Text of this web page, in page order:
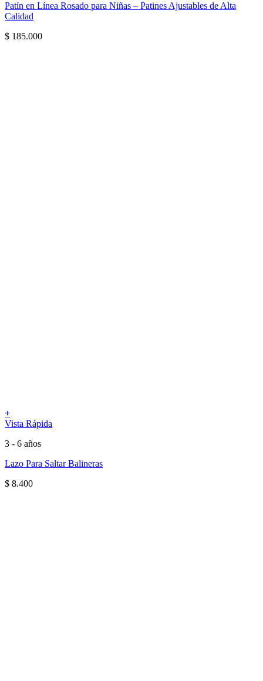
Patín en Línea Rosado para Niñas – Patines Ajustables de Alta
Calidad
$ 185.000
+
Vista Rápida
3 - 6 años
Lazo Para Saltar Balineras
$ 8.400